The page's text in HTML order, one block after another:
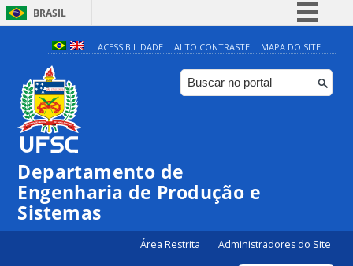
BRASIL
Simplifique!
Comunica BR
Participe
ACESSIBILIDADE ALTO CONTRASTE MAPA DO SITE
Departamento de
Engenharia de Produção e
Sistemas
Área Restrita Administradores do Site